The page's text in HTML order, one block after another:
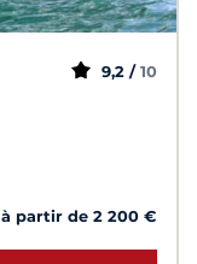
9,2 / 10
à partir de 2 200 €